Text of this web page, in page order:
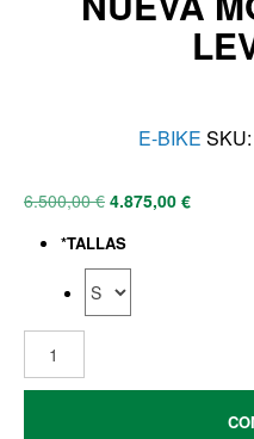
E-BIKE SKU:
6.500,00€ 4.875,00 €
*TALLAS